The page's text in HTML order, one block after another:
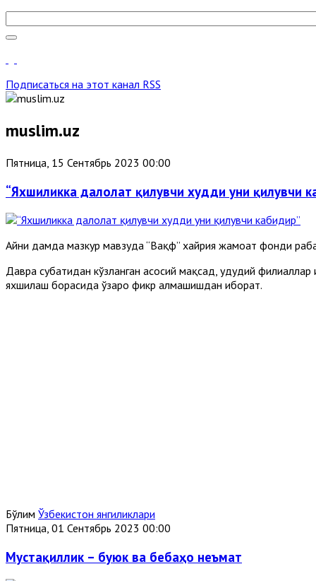
Подписаться на этот канал RSS
muslim.uz
Пятница, 15 Сентябрь 2023 00:00
“Яхшиликка далолат қилувчи худди уни қилувчи
Айни дамда мазкур мавзуда “Вақф” хайрия жамоат фонди
Давра суҳбатидан кўзланган асосий мақсад, ҳудудий
яхшилаш борасида ўзаро фикр алмашишдан иборат.
Бўлим Ўзбекистон янгиликлари
Пятница, 01 Сентябрь 2023 00:00
Мустақиллик – буюк ва бебаҳо неъмат